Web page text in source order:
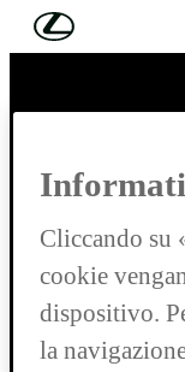
Skip to Main Content
Modelli
LBX
Cliccando su
cookie
dispositivo.
la